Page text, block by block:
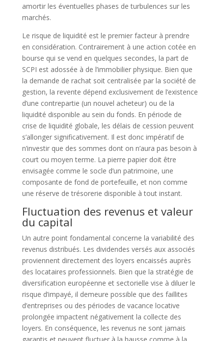
amortir les éventuelles phases de turbulences sur les
marchés.
Le risque de liquidité est le premier facteur à prendre
en considération. Contrairement à une action cotée en
bourse qui se vend en quelques secondes, la part de
SCPI est adossée à de l’immobilier physique. Bien que
la demande de rachat soit centralisée par la société de
gestion, la revente dépend exclusivement de l’existence
d’une contrepartie (un nouvel acheteur) ou de la
liquidité disponible au sein du fonds. En période de
crise de liquidité globale, les délais de cession peuvent
s’allonger significativement. Il est donc impératif de
n’investir que des sommes dont on n’aura pas besoin à
court ou moyen terme. La pierre papier doit être
envisagée comme le socle d’un patrimoine, une
composante de fond de portefeuille, et non comme
une réserve de trésorerie disponible à tout instant.
Fluctuation des revenus et valeur
du capital
Un autre point fondamental concerne la variabilité des
revenus distribués. Les dividendes versés aux associés
proviennent directement des loyers encaissés auprès
des locataires professionnels. Bien que la stratégie de
diversification européenne et sectorielle vise à diluer le
risque d’impayé, il demeure possible que des faillites
d’entreprises ou des périodes de vacance locative
prolongée impactent négativement la collecte des
loyers. En conséquence, les revenus ne sont jamais